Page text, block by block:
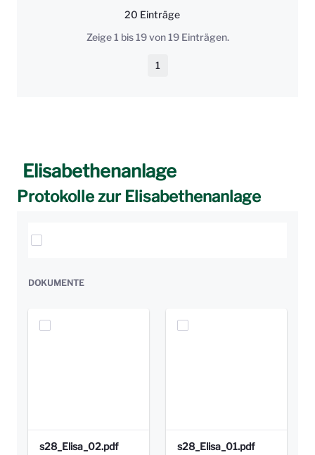
20 Einträge
Pro Seite
Zeige 1 bis 19 von 19 Einträgen.
Seite
1
Elisabethenanlage
Protokolle zur Elisabethenanlage
Elemente auswählen
DOKUMENTE
s28_Elisa_02.pdf s28_Elisa_01.pdf